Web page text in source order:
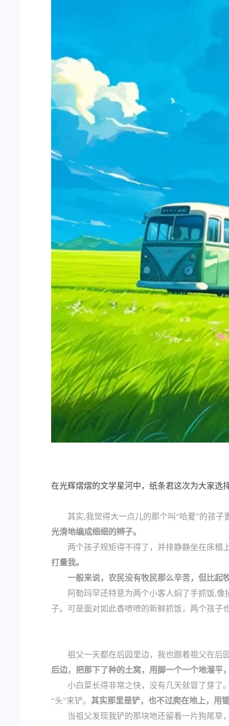
在光辉熠熠的文学星河中，纸条君这次为大家选
其实,我觉得大一点儿的那个叫“哈夏”的孩子
光滑地编成细细的辫子。
两个孩子规矩得不得了，并排静静坐在床榻
打量我。
一般来说，农民没有牧民那么辛苦，但比起
阿勒玛罕还特意为两个小客人焖了手抓饭,
子。可是面对如此香喷喷的新鲜抓饭，两个孩子
祖父一天都在后园里边，我也跟着祖父在后
后边，把那下了种的土窝，用脚一个一个地溜平
小白菜长得非常之快，没有几天就冒了芽了
“头”来铲。 其实那里是铲，也不过爬在地上，用
当祖父发现我铲的那块地还留着一片狗尾草